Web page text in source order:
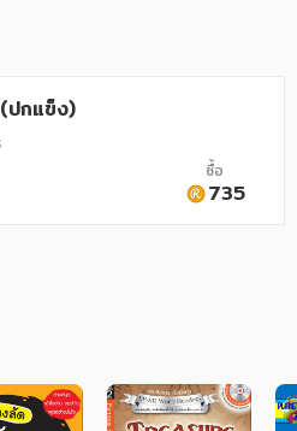
กว่า 25,000 คำ จัดทำอย่างถูกต้อง
รียน นักศึกษา ครูอาจารย์ นักเขียน
ระจำ
ปกแข็ง)
ซื้อ
735